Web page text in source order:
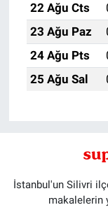
22 Ağu Cts
23 Ağu Paz
24 Ağu Pts
25 Ağu Sal
İstanbul'un Silivri
makalelerin